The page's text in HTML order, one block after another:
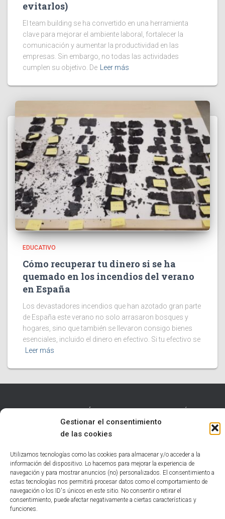
Gestionar el consentimiento
de las cookies
Utilizamos tecnologías como las cookies para almacenar y/o acceder a la
información del dispositivo. Lo hacemos para mejorar la experiencia de
navegación y para mostrar anuncios (no) personalizados. El consentimiento a
estas tecnologías nos permitirá procesar datos como el comportamiento de
navegación o los ID's únicos en este sitio. No consentir o retirar el
consentimiento, puede afectar negativamente a ciertas características y
funciones.
evitarlos)
El team building se ha convertido en una herramienta
clave para mejorar el ambiente laboral, fortalecer la
comunicación y aumentar la productividad en las
empresas. Sin embargo, no todas las actividades
cumplen su objetivo. De
Leer más
EDUCATIVO
Cómo recuperar tu dinero si se ha
quemado en los incendios del verano
en España
Los devastadores incendios que han azotado gran parte
de España este verano no solo arrasaron bosques y
hogares, sino que también se llevaron consigo bienes
esenciales, incluido el dinero en efectivo. Si tu efectivo se
Leer más
HUMOR NOTICIAS INTERESANTES
POLÍTICA DE COOKIES (UE)
Hestia | Desarrollado porThemeIsle